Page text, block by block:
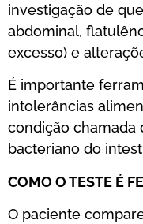
investigação de
abdominal,
excesso) e
É importante
intolerâncias
condição chamada
bacteriano do
COMO O TESTE É
O paciente